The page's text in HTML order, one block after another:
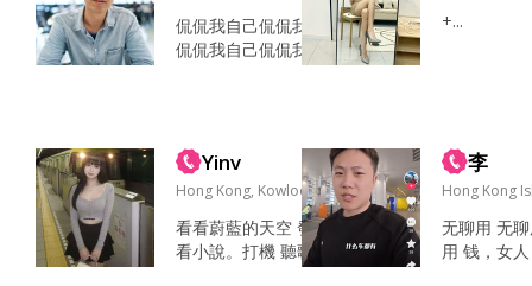
侃侃我自己侃侃我自己
侃侃我自己侃侃我自己
侃侃我自己 侃侃我自
自己侃侃我自己侃侃我
自己...
+...
Yinv
Hong Kong, Kowloon, 香港
看看蔚藍的天空 發發呆
看小說。打機 聽歌 善良
李
Hong Kong
无聊用 无
用 钱，女